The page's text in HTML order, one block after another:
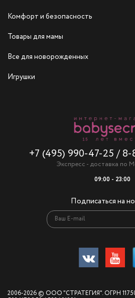
Комфорт и безопасность
Товары для мамы
Все для новорожденных
Игрушки
+7 (495) 990-47-25 / 8-
Экспресс - доставка по
09:00 - 23:00
Подписаться на
2006-2026 © ООО "СТРАТЕГИЯ". ОГРН